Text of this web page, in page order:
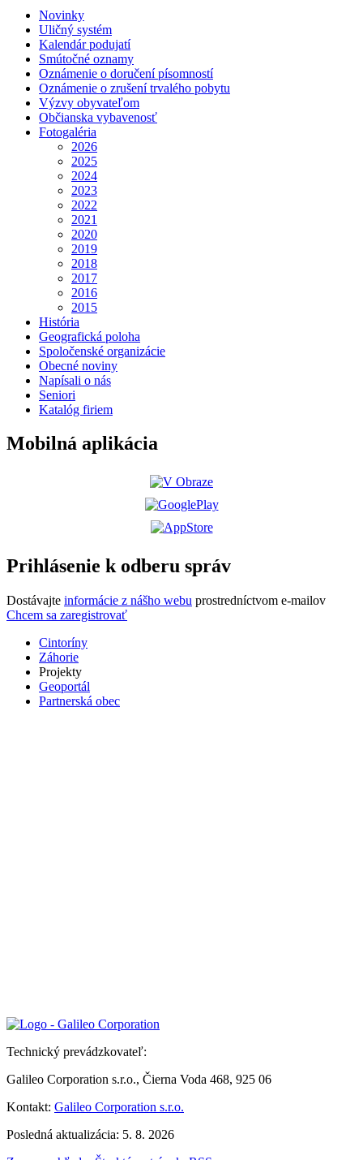
Novinky
Uličný systém
Kalendár podujatí
Smútočné oznamy
Oznámenie o doručení písomností
Oznámenie o zrušení trvalého pobytu
Výzvy obyvateľom
Občianska vybavenosť
Fotogaléria
2026
2025
2024
2023
2022
2021
2020
2019
2018
2017
2016
2015
História
Geografická poloha
Spoločenské organizácie
Obecné noviny
Napísali o nás
Seniori
Katalóg firiem
Mobilná aplikácia
Prihlásenie k odberu správ
Dostávajte informácie z nášho webu prostredníctvom e-mailov
Chcem sa zaregistrovať
Cintoríny
Záhorie
Projekty
Geoportál
Partnerská obec
Technický prevádzkovateľ:
Galileo Corporation s.r.o., Čierna Voda 468, 925 06
Kontakt: Galileo Corporation s.r.o.
Posledná aktualizácia: 5. 8. 2026